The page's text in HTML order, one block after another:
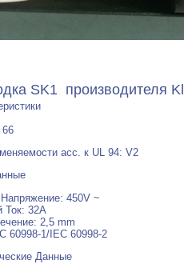
SK1 производителя
66
acc. к UL 94: V2
450V ~
Ток: 32A
2,5 mm
60998-1/IEC 60998-2
Данные